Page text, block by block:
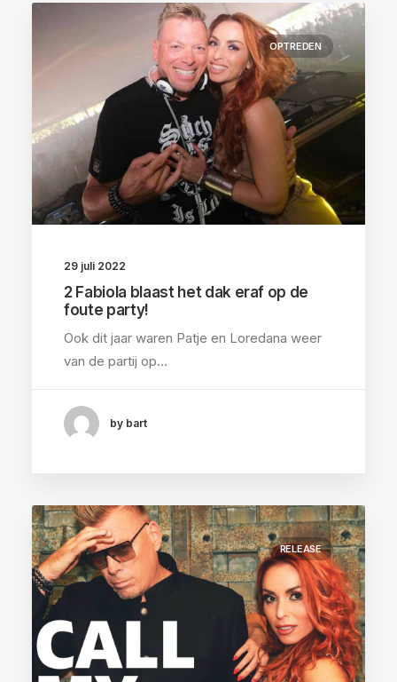
OPTREDEN
29 juli 2022
2 Fabiola blaast het dak eraf op de
foute party!
Ook dit jaar waren Patje en Loredana weer
van de partij op…
by bart
RELEASE